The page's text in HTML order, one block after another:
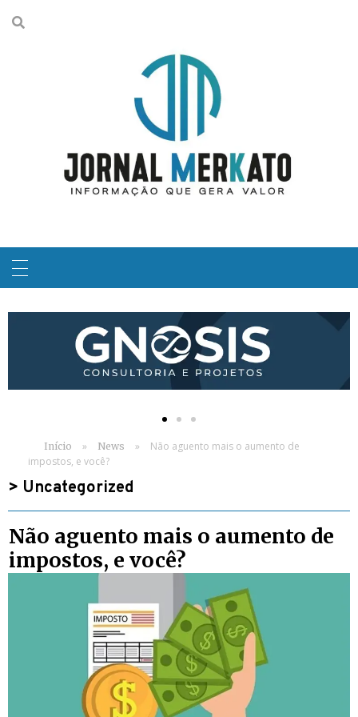
Início » News »
Não aguento mais o aumento de
impostos, e você?
> Uncategorized
Não aguento mais o aumento de
impostos, e você?